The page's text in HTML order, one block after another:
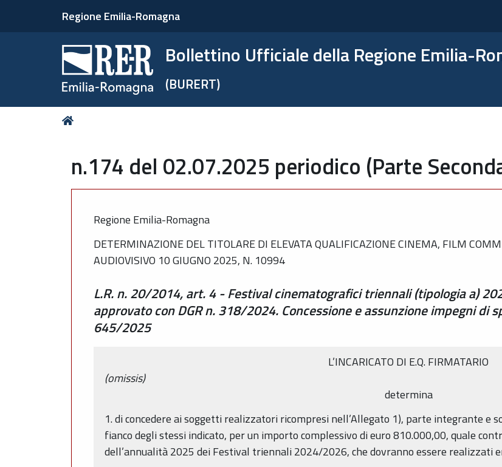
Regione Emilia-Romagna
Bollettino Ufficiale della Regione Emilia-
(BURERT)
Tu
n.174 del 02.07.2025 periodico (Parte
Regione Emilia-Romagna
DETERMINAZIONE DEL TITOLARE DI ELEVATA QUALIFICAZIONE CINEMA, FILM
AUDIOVISIVO 10 GIUGNO 2025, N. 10994
L.R. n. 20/2014, art. 4 - Festival cinematografici triennali (tipologia a)
approvato con DGR n. 318/2024. Concessione e assunzione impegni di
645/2025
L’INCARICATO DI E.Q. FIRMATARIO
(omissis)
determina
1. di concedere ai soggetti realizzatori ricompresi nell’Allegato 1), parte integrante e
fianco degli stessi indicato, per un importo complessivo di euro 810.000,00, quale
dell’annualità 2025 dei Festival triennali 2024/2026, che dovranno essere realizzati